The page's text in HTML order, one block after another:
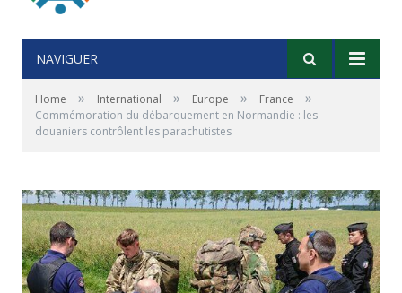
NAVIGUER
Home » International » Europe » France »
Commémoration du débarquement en Normandie : les
douaniers contrôlent les parachutistes